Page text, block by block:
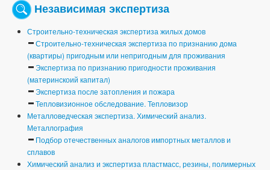
Независимая экспертиза
Строительно-техническая экспертиза жилых домов
Строительно-техническая экспертиза по признанию дома
(квартиры) пригодным или непригодным для проживания
Экспертиза по признанию пригодности проживания
(материнскоий капитал)
Экспертиза после затопления и пожара
Тепловизионное обследование. Тепловизор
Металловедческая экспертиза. Химический анализ.
Металлография
Подбор отечественных аналогов импортных металлов и
сплавов
Химический анализ и экспертиза пластмасс, резины, полимерных